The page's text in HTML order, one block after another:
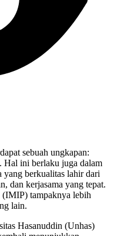
sebuah ungkapan:
Hal ini berlaku juga dalam
yang berkualitas lahir dari
dan kerjasama yang tepat.
tampaknya lebih
lain.
Hasanuddin (Unhas)